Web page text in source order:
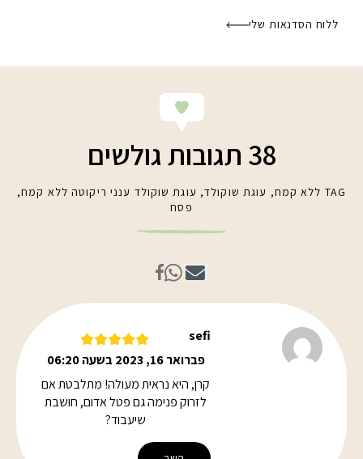
ללוח הסדנאות שלי
38 תגובות גולשים
TAG ללא קמח, עוגת שוקולד, עוגת שוקולד ענני ריקוטה ללא קמח,
פסח
sefi
פברואר 16, 2023 בשעה 06:20
קרן, היא נראית מעולה! מתלבטת אם
לזרוק פנימה גם פטל אדום, חושבת
שיעבוד?